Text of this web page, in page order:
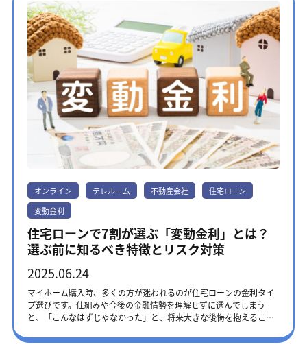
オンライン テレルーム 不動産会社
住宅ローン
変動金利
住宅ローンで7割が選ぶ「変動金利」とは？
選ぶ前に知るべき特徴とリスク対策
2025.06.24
マイホーム購入時、多くの方が迷われるのが住宅ローンの金利タイ
プ選びです。仕組みや今後の金融情勢を理解せずに選んでしまう
と、「こんなはずじゃなかった」と、将来大きな後悔を抱えること
ルやメリット・デメリット、金利上昇のリスク対策を解説します。